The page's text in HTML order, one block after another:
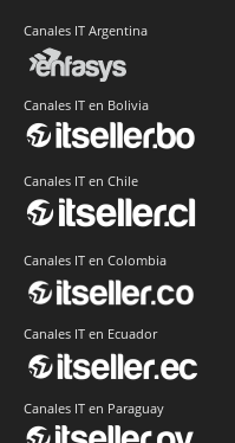
Canales IT Argentina
Canales IT en Bolivia
Canales IT en Chile
Canales IT en Colombia
Canales IT en Ecuador
Canales IT en Paraguay